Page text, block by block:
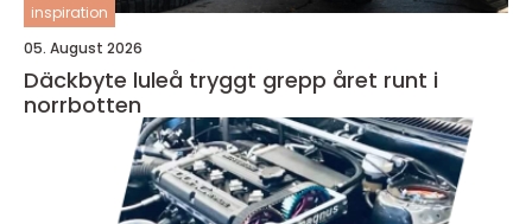
inspiration
05. August 2026
Däckbyte luleå tryggt grepp året runt i
norrbotten